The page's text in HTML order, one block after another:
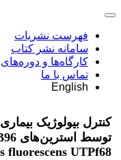
فهرست نشریات
سامانه نشر کتاب
کارگاه‌ها و
تماس با ما
English
کنترل بیولوژیک
fluorescens UTPf68